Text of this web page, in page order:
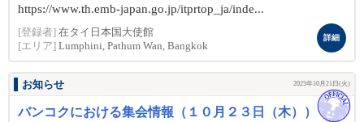
https://www.th.emb-japan.go.jp/itprtop_ja/inde...
[登録者] 在タイ日本国大使館
[エリア] Lumphini, Pathum Wan, Bangkok
詳細
お知らせ 2025年10月21日(火)
バンコクにおける集会情報（１０月２３日（木））